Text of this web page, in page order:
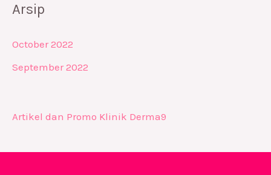
Arsip
October 2022
September 2022
Artikel dan Promo Klinik Derma9